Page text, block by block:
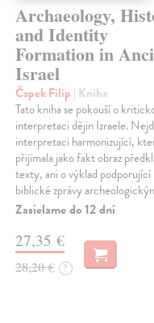
Archaeology,
and Identity
Formation in
Israel
Čapek Filip | Kniha
Tato kniha se pokouší o
interpretaci dějin Izraele.
interpretaci harmonizující,
přijímala jako fakt obraz
texty, ani o výklad podporující
biblické zprávy
Zasielame do 12 dní
27,35 €
28,20 € ?